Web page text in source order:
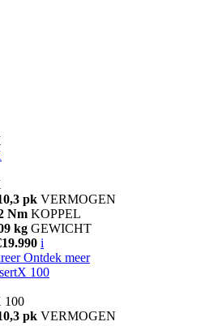
pk VERMOGEN
Nm KOPPEL
kg GEWICHT
i
Ontdek meer
100
100
pk VERMOGEN